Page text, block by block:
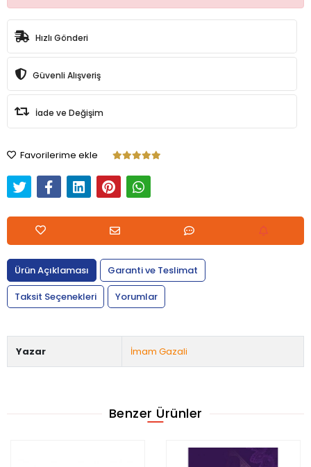
Hızlı Gönderi
Güvenli Alışveriş
İade ve Değişim
Favorilerime ekle
Ürün Açıklaması
Garanti ve Teslimat
Taksit Seçenekleri
Yorumlar
Yazar İmam Gazali
Benzer Ürünler